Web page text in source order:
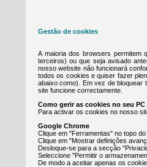
Gestão de cookies
A maioria dos browsers permitem
terceiros) ou que seja avisado
nosso website não funcionará
todos os cookies e quiser fazer
abaixo como). Em vez de bloquear
site funcione correctamente.
Como gerir as cookies no seu PC
Para activar os cookies no nosso
Google Chrome
Clique em "Ferramentas" no topo
Clique em "Mostrar definições
Desloque-se para a secção
Seleccione "Permitir o
De modo a aceitar apenas os